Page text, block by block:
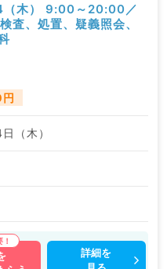
（木） 9:00～20:00／
査、処置、疑義照会、
（木）
詳細を